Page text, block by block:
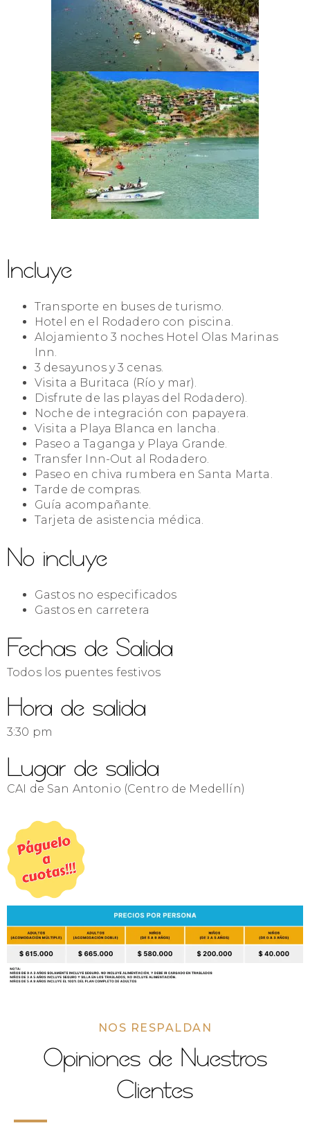
Incluye
Transporte en buses de turismo.
Hotel en el Rodadero con piscina.
Alojamiento 3 noches Hotel Olas Marinas
Inn.
3 desayunos y 3 cenas.
Visita a Buritaca (Río y mar).
Disfrute de las playas del Rodadero).
Noche de integración con papayera.
Visita a Playa Blanca en lancha.
Paseo a Taganga y Playa Grande.
Transfer Inn-Out al Rodadero.
Paseo en chiva rumbera en Santa Marta.
Tarde de compras.
Guía acompañante.
Tarjeta de asistencia médica.
No incluye
Gastos no especificados
Gastos en carretera
Fechas de Salida
Todos los puentes festivos
Hora de salida
3:30 pm
Lugar de salida
CAI de San Antonio (Centro de Medellín)
NOS RESPALDAN
Opiniones de Nuestros
Clientes